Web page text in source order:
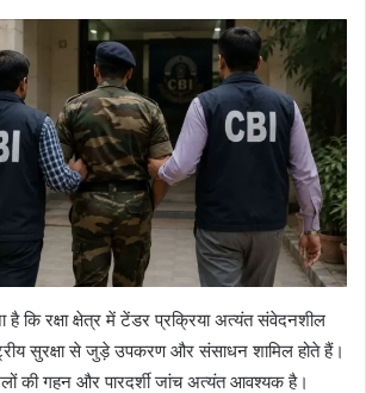
है कि रक्षा क्षेत्र में टेंडर प्रक्रिया अत्यंत संवेदनशील
सुरक्षा से जुड़े उपकरण और संसाधन शामिल होते हैं।
की गहन और पारदर्शी जांच अत्यंत आवश्यक है।